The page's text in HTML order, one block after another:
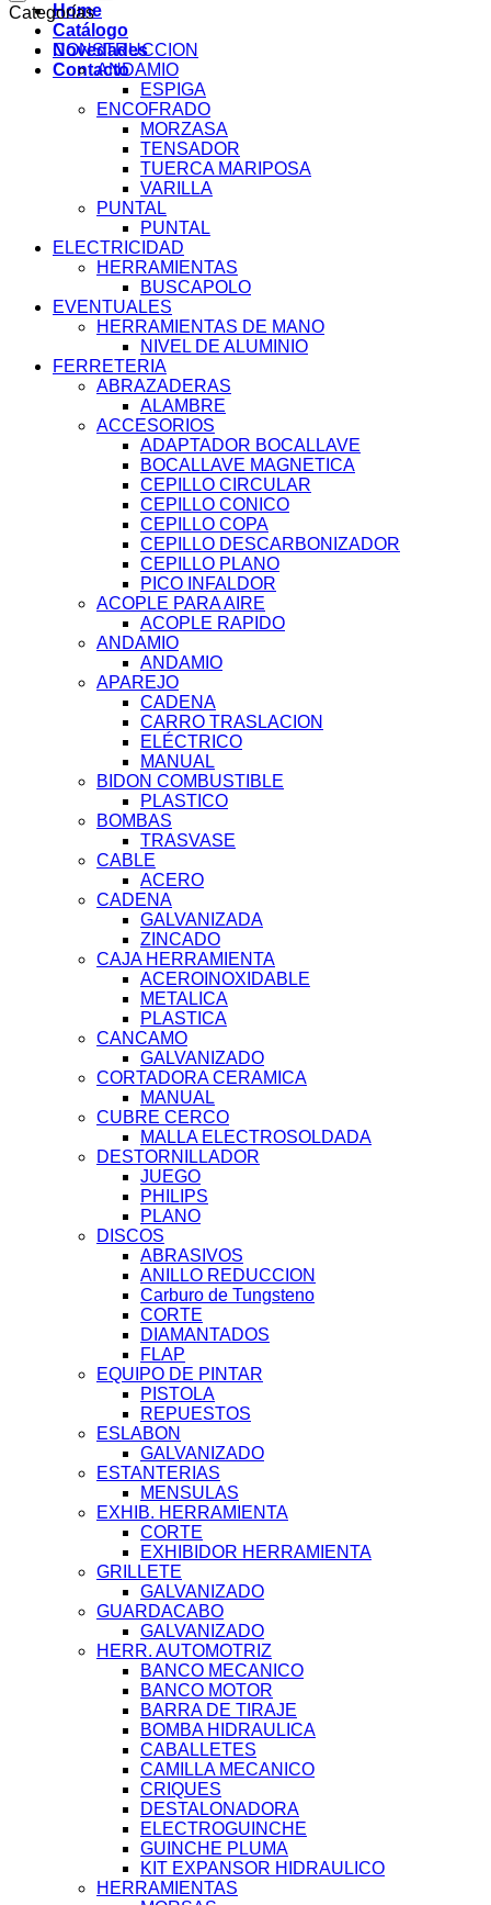
Home
Catálogo
Novedades
Contacto
Categorías
CONSTRUCCION
ANDAMIO
ESPIGA
ENCOFRADO
MORZASA
TENSADOR
TUERCA MARIPOSA
VARILLA
PUNTAL
PUNTAL
ELECTRICIDAD
HERRAMIENTAS
BUSCAPOLO
EVENTUALES
HERRAMIENTAS DE MANO
NIVEL DE ALUMINIO
FERRETERIA
ABRAZADERAS
ALAMBRE
ACCESORIOS
ADAPTADOR BOCALLAVE
BOCALLAVE MAGNETICA
CEPILLO CIRCULAR
CEPILLO CONICO
CEPILLO COPA
CEPILLO DESCARBONIZADOR
CEPILLO PLANO
PICO INFALDOR
ACOPLE PARA AIRE
ACOPLE RAPIDO
ANDAMIO
ANDAMIO
APAREJO
CADENA
CARRO TRASLACION
ELÉCTRICO
MANUAL
BIDON COMBUSTIBLE
PLASTICO
BOMBAS
TRASVASE
CABLE
ACERO
CADENA
GALVANIZADA
ZINCADO
CAJA HERRAMIENTA
ACEROINOXIDABLE
METALICA
PLASTICA
CANCAMO
GALVANIZADO
CORTADORA CERAMICA
MANUAL
CUBRE CERCO
MALLA ELECTROSOLDADA
DESTORNILLADOR
JUEGO
PHILIPS
PLANO
DISCOS
ABRASIVOS
ANILLO REDUCCION
Carburo de Tungsteno
CORTE
DIAMANTADOS
FLAP
EQUIPO DE PINTAR
PISTOLA
REPUESTOS
ESLABON
GALVANIZADO
ESTANTERIAS
MENSULAS
EXHIB. HERRAMIENTA
CORTE
EXHIBIDOR HERRAMIENTA
GRILLETE
GALVANIZADO
GUARDACABO
GALVANIZADO
HERR. AUTOMOTRIZ
BANCO MECANICO
BANCO MOTOR
BARRA DE TIRAJE
BOMBA HIDRAULICA
CABALLETES
CAMILLA MECANICO
CRIQUES
DESTALONADORA
ELECTROGUINCHE
GUINCHE PLUMA
KIT EXPANSOR HIDRAULICO
HERRAMIENTAS